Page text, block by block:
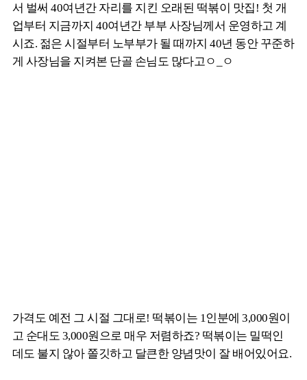
서 벌써 40여년간 자리를 지킨 오래된 떡볶이 맛집! 첫 개
업부터 지금까지 40여년간 부부 사장님께서 운영하고 계
시죠. 젊은 시절부터 노부부가 될 때까지 40년 동안 꾸준하
게 사장님을 지켜본 단골 손님도 많다고ㅇ_ㅇ
가격도 예전 그 시절 그대로! 떡볶이는 1인분에 3,000원이
고 순대도 3,000원으로 매우 저렴하죠? 떡볶이는 밀떡인
데도 불지 않아 쫄깃하고 달큰한 양념맛이 잘 배어있어요.